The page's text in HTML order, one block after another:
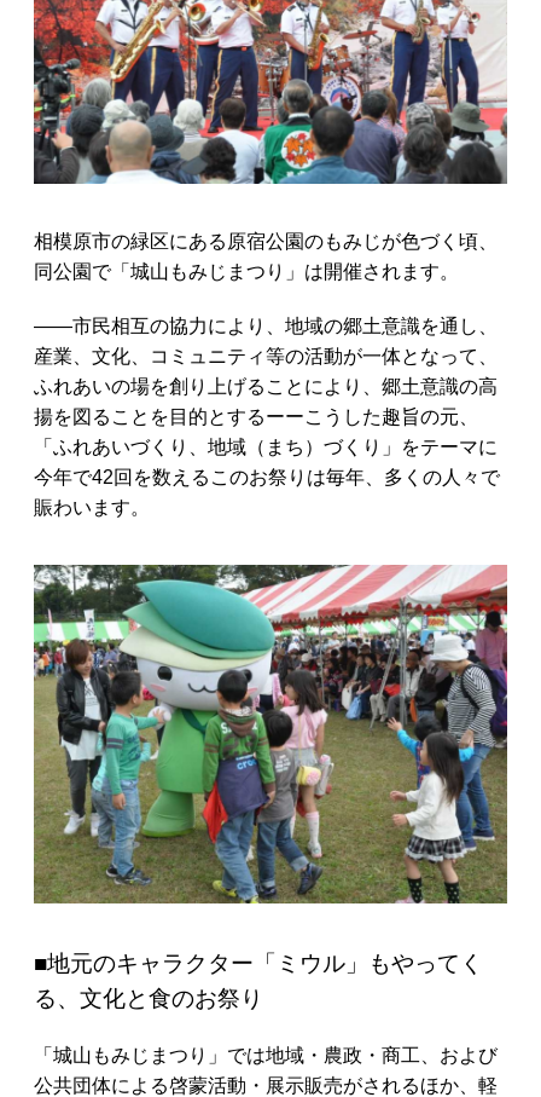
相模原市の緑区にある原宿公園のもみじが色づく頃、
同公園で「城山もみじまつり」は開催されます。
――市民相互の協力により、地域の郷土意識を通し、
産業、文化、コミュニティ等の活動が一体となって、
ふれあいの場を創り上げることにより、郷土意識の高
揚を図ることを目的とするーーこうした趣旨の元、
「ふれあいづくり、地域（まち）づくり」をテーマに
今年で42回を数えるこのお祭りは毎年、多くの人々で
賑わいます。
■地元のキャラクター「ミウル」もやってく
る、文化と食のお祭り
「城山もみじまつり」では地域・農政・商工、および
公共団体による啓蒙活動・展示販売がされるほか、軽